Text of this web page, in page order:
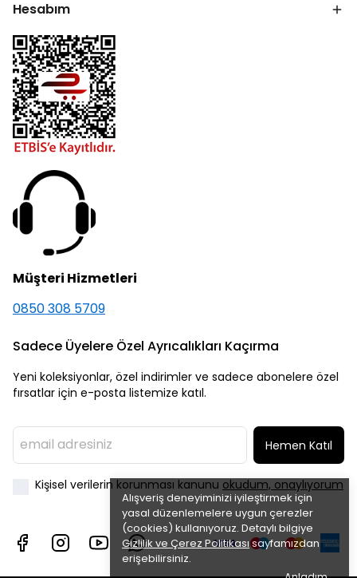
Alışveriş deneyiminizi iyileştirmek için
yasal düzenlemelere uygun çerezler
(cookies) kullanıyoruz. Detaylı bilgiye
Gizlilik ve Çerez Politikasısayfamızdan
erişebilirsiniz.
Hesabım
Müşteri Hizmetleri
0850 308 5709
Sadece Üyelere Özel Ayrıcalıkları Kaçırma
Yeni koleksiyonlar, özel indirimler ve sadece abonelere özel
fırsatlar için e-posta listemize katıl.
Hemen Katıl
Kişisel verilerin korunması kanunu okudum, onaylıyorum